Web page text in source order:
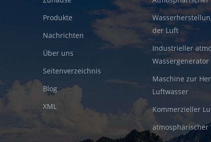
Produkte
Nachrichten
Über uns
Seitenverzeichnis
Blog
XML
der Luft
Industrieller
Wassergenerator
Maschine zur
Luftwasser
Kommerzieller
atmosphärischer